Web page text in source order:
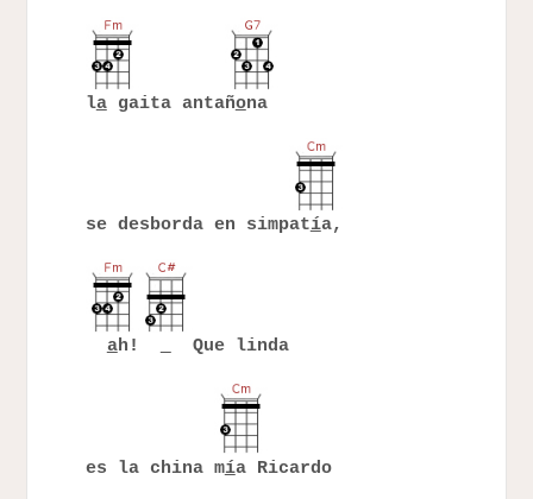
lagaita antañona
se desborda en simpatía,
ah! Que linda
es la china mía Ricardo